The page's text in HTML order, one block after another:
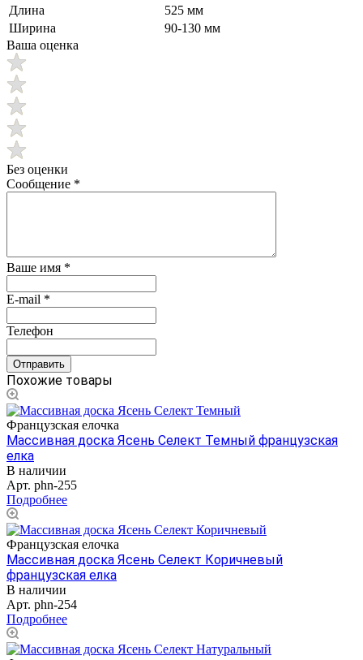
Длина
525 мм
Ширина
90-130 мм
Ваша оценка
Без оценки
Сообщение *
Ваше имя *
E-mail *
Телефон
Похожие товары
Французская елочка
Массивная доска Ясень Селект Темный французская
елка
В наличии
Арт. phn-255
Подробнее
Французская елочка
Массивная доска Ясень Селект Коричневый
французская елка
В наличии
Арт. phn-254
Подробнее